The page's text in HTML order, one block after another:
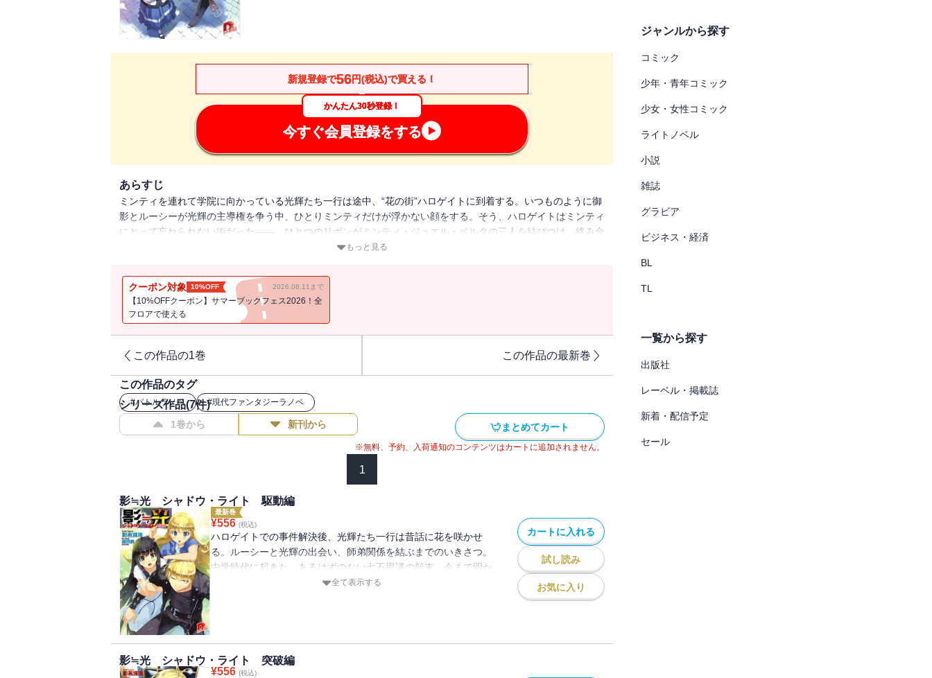
新規登録で56円(税込)で買える！
かんたん30秒登録！
今すぐ会員登録をする
あらすじ
ミンティを連れて学院に向かっている光輝たち一行は途中、“花の街”ハロゲイトに到着する。いつものように御
影とルーシーが光輝の主導権を争う中、ひとりミンティだけが浮かない顔をする。そう、ハロゲイトはミンティ
にとって忘れられない街だった――。ひとつのリボンがミンティ・ジュエル・ベルタの三人を結びつけ、絡み合
った三者のわだかまりを陰陽師の双子の姉弟が解きほぐす・・・・・・。
もっと見る
クーポン対象 10%OFF 2026.08.11まで
【10%OFFクーポン】サマーブックフェス2026！全
フロアで使える
この作品の1巻 この作品の最新巻
この作品のタグ
#バトルラノベ #現代ファンタジーラノベ
シリーズ作品(7件)
1巻から 新刊から まとめてカート
※無料、予約、入荷通知のコンテンツはカートに追加されません。
1
影≒光 シャドウ・ライト 駆動編
最新巻
¥556 (税込)
ハロゲイトでの事件解決後、光輝たち一行は昔話に花を咲かせ
る。ルーシーと光輝の出会い、師弟関係を結ぶまでのいきさつ。
中学時代に起きた、あるはずのない七不思議の顛末。今まで明か
されることのなかった過去の因縁が語られる――。人気シリーズ
全て表示する
カートに入れる
試し読み
お気に入り
影≒光 シャドウ・ライト 突破編
¥556 (税込)
ジャンルから探す
コミック
少年・青年コミック
少女・女性コミック
ライトノベル
小説
雑誌
グラビア
ビジネス・経済
BL
TL
一覧から探す
出版社
レーベル・掲載誌
新着・配信予定
セール